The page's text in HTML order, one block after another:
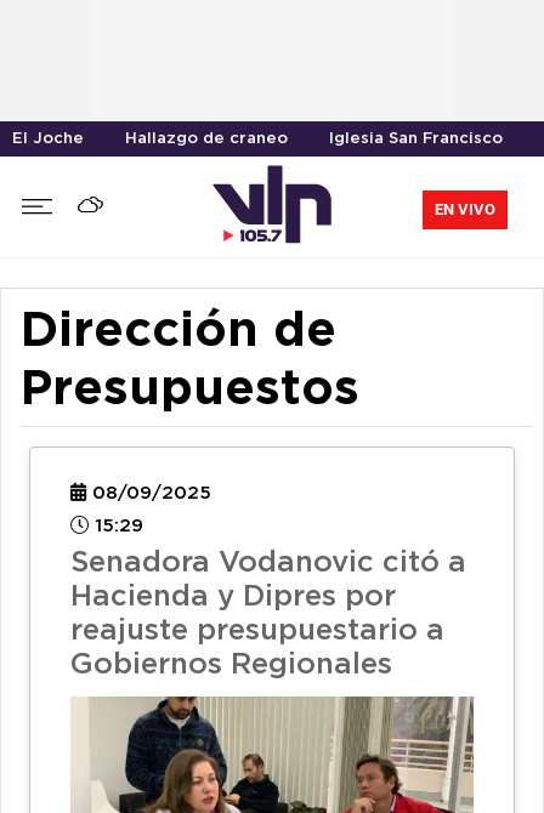
El Joche Hallazgo de craneo Iglesia San Francisco
EN VIVO
Dirección de
Presupuestos
08/09/2025
15:29
Senadora Vodanovic citó a
Hacienda y Dipres por
reajuste presupuestario a
Gobiernos Regionales